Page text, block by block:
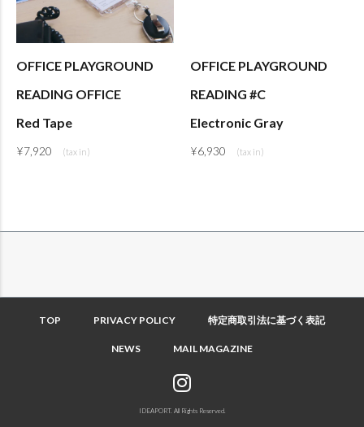
OFFICE PLAYGROUND
READING OFFICE
Red Tape
¥7,920
OFFICE PLAYGROUND
READING #C
Electronic Gray
¥6,930
TOP PRIVACY POLICY 特定商取引法に基づく表記
NEWS MAIL MAGAZINE
IDEAPORT. All Rights Reserved.